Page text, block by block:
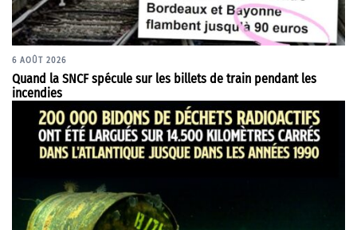
6 AOÛT 2026
Quand la SNCF spécule sur les billets de train pendant les
incendies